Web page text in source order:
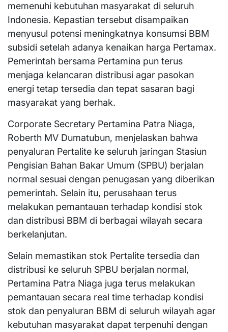
memenuhi kebutuhan masyarakat di seluruh
Indonesia. Kepastian tersebut disampaikan
menyusul potensi meningkatnya konsumsi BBM
subsidi setelah adanya kenaikan harga Pertamax.
Pemerintah bersama Pertamina pun terus
menjaga kelancaran distribusi agar pasokan
energi tetap tersedia dan tepat sasaran bagi
masyarakat yang berhak.
Corporate Secretary Pertamina Patra Niaga,
Roberth MV Dumatubun, menjelaskan bahwa
penyaluran Pertalite ke seluruh jaringan Stasiun
Pengisian Bahan Bakar Umum (SPBU) berjalan
normal sesuai dengan penugasan yang diberikan
pemerintah. Selain itu, perusahaan terus
melakukan pemantauan terhadap kondisi stok
dan distribusi BBM di berbagai wilayah secara
berkelanjutan.
Selain memastikan stok Pertalite tersedia dan
distribusi ke seluruh SPBU berjalan normal,
Pertamina Patra Niaga juga terus melakukan
pemantauan secara real time terhadap kondisi
stok dan penyaluran BBM di seluruh wilayah agar
kebutuhan masyarakat dapat terpenuhi dengan